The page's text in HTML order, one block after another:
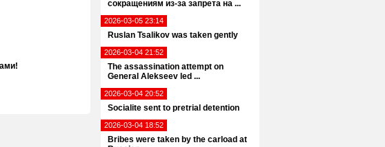
сокращениям из-за запрета на ...
2026-03-05 23:14
Ruslan Tsalikov was taken gently
2026-03-04 21:52
The assassination attempt on
General Alekseev led ...
2026-03-04 20:52
Socialite sent to pretrial detention
2026-03-04 18:52
Bribes were taken by the carload at